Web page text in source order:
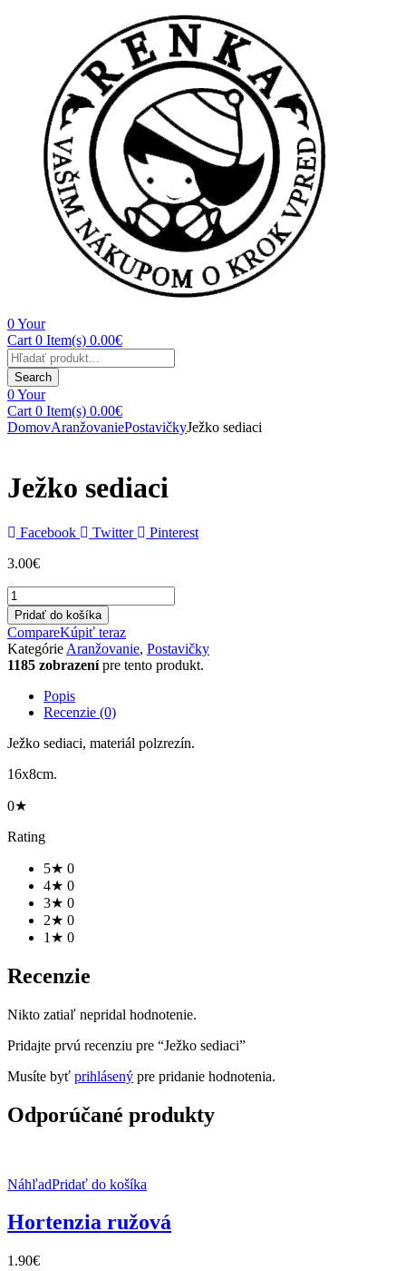
0Your
Cart 0 Item(s) 0.00€
Products
search
Search
0Your
Cart 0 Item(s) 0.00€
DomovAranžovaniePostavičkyJežko sediaci
Ježko sediaci
Facebook Twitter
Pinterest
3.00€
množstvo
Ježko
sediaci
Pridať do košíka
CompareKúpiť teraz
Kategórie Aranžovanie, Postavičky
1185 zobrazenípre tento produkt.
Popis
Recenzie (0)
Ježko sediaci, materiál polzrezín.
16x8cm.
0★
Rating
5★ 0
4★ 0
3★ 0
2★ 0
1★ 0
Recenzie
Nikto zatiaľ nepridal hodnotenie.
Pridajte prvú recenziu pre “Ježko sediaci”
Musíte byť prihlásený pre pridanie hodnotenia.
Odporúčané produkty
NáhľadPridať do košíka
Hortenzia ružová
1.90€